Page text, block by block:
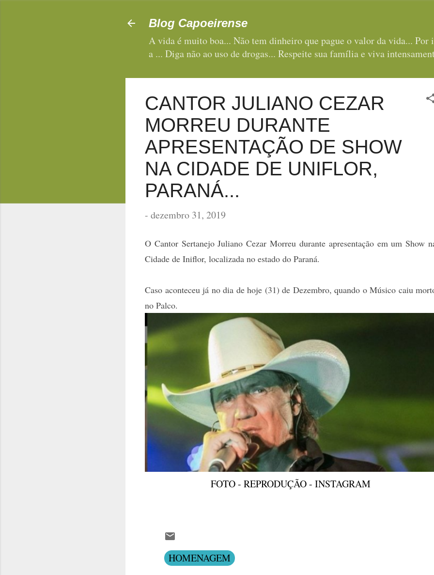
Blog Capoeirense
A vida é muito boa... Não tem dinheiro que pague o valor da vida... Por
a ... Diga não ao uso de drogas... Respeite sua família e viva
CANTOR JULIANO CEZAR
MORREU DURANTE
APRESENTAÇÃO DE SHOW
NA CIDADE DE UNIFLOR,
PARANÁ...
- dezembro 31, 2019
O Cantor Sertanejo Juliano Cezar Morreu durante apresentação em um Show
Cidade de Iniflor, localizada no estado do Paraná.
Caso aconteceu já no dia de hoje (31) de Dezembro, quando o Músico caiu
no Palco.
FOTO - REPRODUÇÃO - INSTAGRAM
HOMENAGEM